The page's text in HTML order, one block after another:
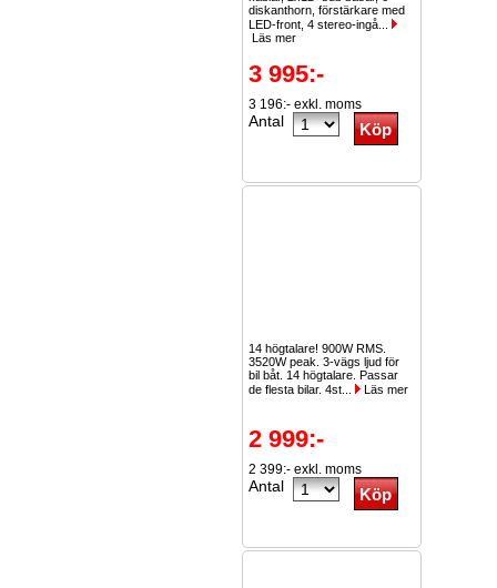
diskanthorn, förstärkare med
LED-front, 4 stereo-ingå...
Läs mer
3 995:-
3 196:- exkl. moms
Antal
14 högtalare! 900W RMS.
3520W peak. 3-vägs ljud för
bil båt. 14 högtalare. Passar
de flesta bilar. 4st...
Läs mer
2 999:-
2 399:- exkl. moms
Antal